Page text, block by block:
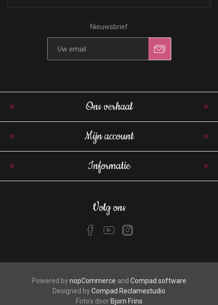
Nieuwsbrief
Ons verhaal
Mijn account
Informatie
Volg ons
Powered bynopCommerce and Compad software
Designed byCompad Reclamestudio
Foto's door Bjorn Frins